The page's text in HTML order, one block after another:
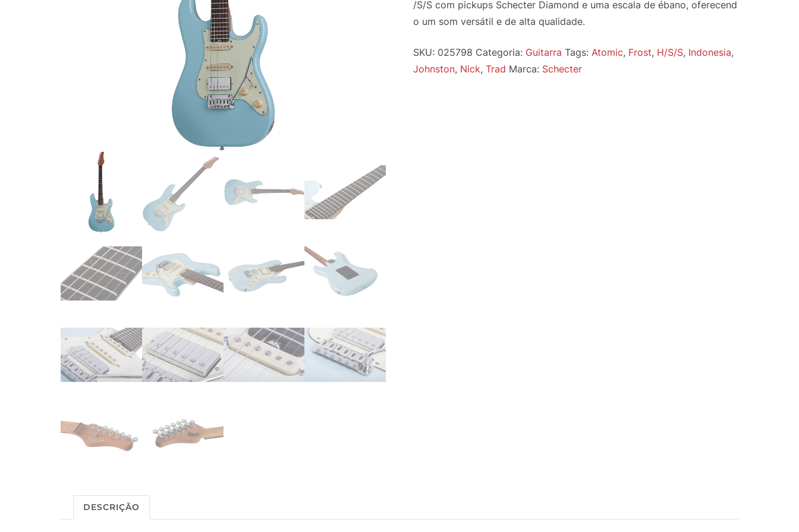
/S/S com pickups Schecter Diamond e uma escala de ébano, oferecend
o um som versátil e de alta qualidade.
SKU: 025798 Categoria: Guitarra Tags: Atomic, Frost, H/S/S, Indonesia,
Johnston, Nick, Trad Marca: Schecter
DESCRIÇÃO